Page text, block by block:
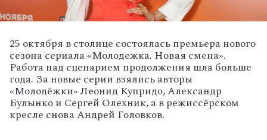
25 октября в столице состоялась премьера нового
сезона сериала «Молодежка. Новая смена».
Работа над сценарием продолжения шла больше
года. За новые серии взялись авторы
«Молодёжки» Леонид Купридо, Александр
Булынко и Сергей Олехник, а в режиссёрском
кресле снова Андрей Головков.